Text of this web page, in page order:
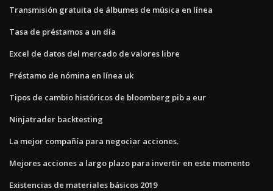
Transmisión gratuita de álbumes de música en línea
Tasa de préstamos a un día
Excel de datos del mercado de valores libre
Préstamo de nómina en línea uk
Tipos de cambio históricos de bloomberg pib a eur
Ninjatrader backtesting
La mejor compañía para negociar acciones.
Mejores acciones a largo plazo para invertir en este momento
Existencias de materiales básicos 2019